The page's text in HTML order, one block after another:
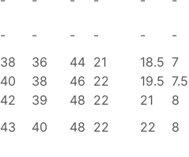
- - - - -
-
38 36 44 21 18.5 7
40 38 46 22 19.5 7.5
42 39 48 22 21
8
43 40 48 22 22 8